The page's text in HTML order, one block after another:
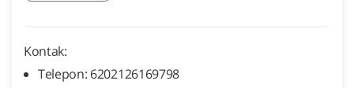
Kontak:
Telepon: 6202126169798